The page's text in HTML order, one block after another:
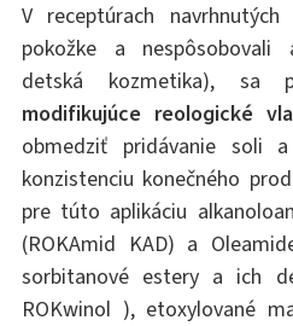
V receptúrach
pokožke a nespôsobovali
detská kozmetika), sa
modifikujúce reologické
obmedziť pridávanie soli
konzistenciu konečného
pre túto aplikáciu
(ROKAmid KAD) a
sorbitanové estery a ich
ROKwinol ), etoxylované